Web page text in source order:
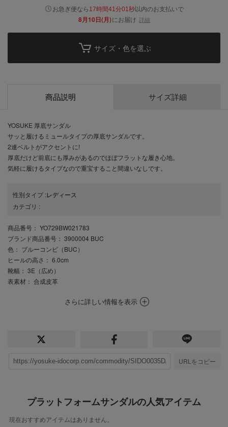
お急ぎ便なら 17時間41分01秒以内のお支払いで
8月10日(月)にお届け 詳細
サイズ・色を選ぶ
商品説明 サイズ詳細
YOSUKE 厚底サンダル
サッと履けるミュールタイプの厚底サンダルです。
2連ベルトがアクセントに!
厚底だけど前底にも厚みがあるのでほぼフラットな履き心地。
気軽に履けるタイプなので重宝すること間違いなしです。
性別タイプ :レディース
カテゴリ :
商品番号 ： YO729BW021783
ブランド商品番号 ： 3900004 BUC
色 ： ブルーコンビ（BUC）
ヒールの高さ ： 6.0cm
靴幅 ： 3E（広め）
表素材 ： 合成皮革
さらに詳しい情報を表示
URLをコピー
プラットフォームサンダルの人気アイテム
現在おすすめアイテムはありません。